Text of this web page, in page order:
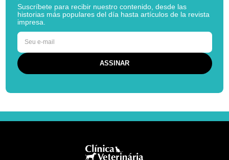
Suscríbete para recibir nuestro contenido, desde las
historias más populares del día hasta artículos de la revista
impresa.